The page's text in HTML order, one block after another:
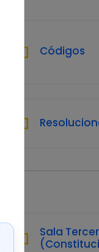
Códigos
Sala